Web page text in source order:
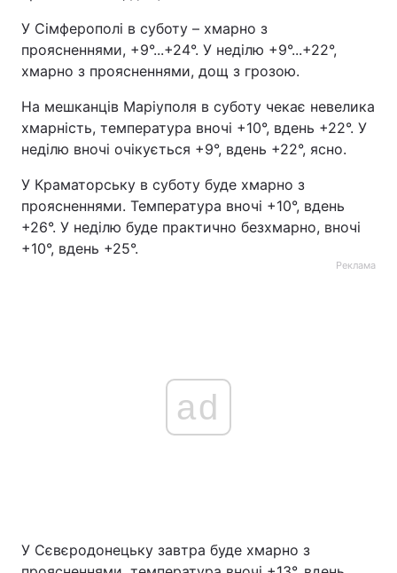
У Сімферополі в суботу – хмарно з
проясненнями, +9°...+24°. У неділю +9°...+22°,
хмарно з проясненнями, дощ з грозою.
На мешканців Маріуполя в суботу чекає невелика
хмарність, температура вночі +10°, вдень +22°. У
неділю вночі очікується +9°, вдень +22°, ясно.
У Краматорську в суботу буде хмарно з
проясненнями. Температура вночі +10°, вдень
+26°. У неділю буде практично безхмарно, вночі
+10°, вдень +25°.
Реклама
ad
У Сєвєродонецьку завтра буде хмарно з